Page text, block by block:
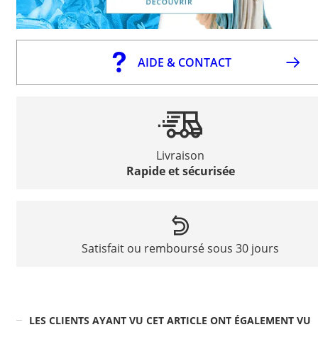
AIDE & CONTACT
Livraison
Rapide et sécurisée
Satisfait ou remboursé sous 30 jours
LES CLIENTS AYANT VU CET ARTICLE ONT ÉGALEMENT VU